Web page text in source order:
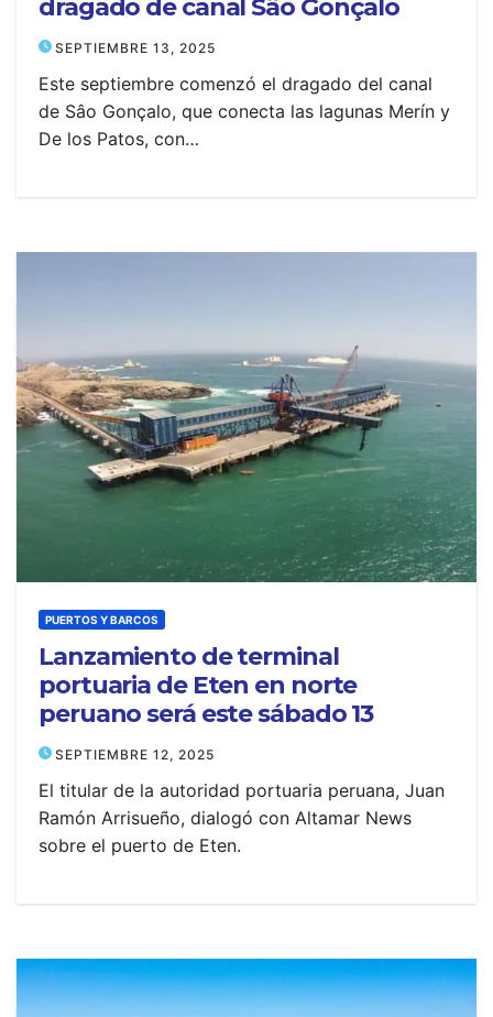
dragado de canal Sâo Gonçalo
SEPTIEMBRE 13, 2025
Este septiembre comenzó el dragado del canal
de Sâo Gonçalo, que conecta las lagunas Merín y
De los Patos, con…
PUERTOS Y BARCOS
Lanzamiento de terminal
portuaria de Eten en norte
peruano será este sábado 13
SEPTIEMBRE 12, 2025
El titular de la autoridad portuaria peruana, Juan
Ramón Arrisueño, dialogó con Altamar News
sobre el puerto de Eten.